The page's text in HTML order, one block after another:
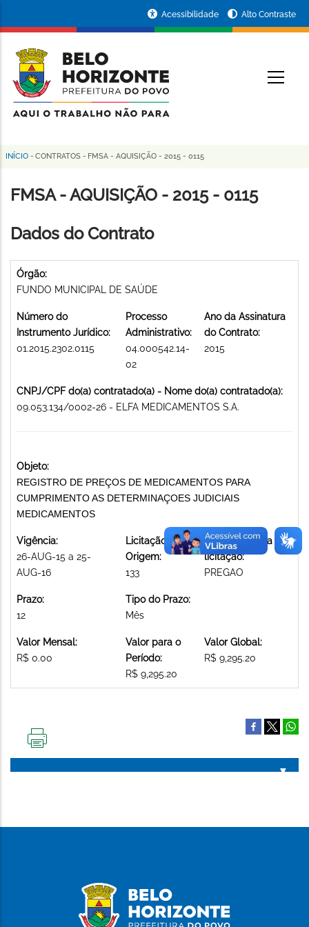
conteúdo
principal
da
Prefeitura
de
Horizonte
Acessibilidade Alto Contraste
Trilha
de
INÍCIO - CONTRATOS - FMSA - AQUISIÇÃO - 2015 - 0115
FMSA - AQUISIÇÃO - 2015 - 0115
Dados do Contrato
Órgão:
FUNDO MUNICIPAL DE SAÚDE
Número do
Instrumento Jurídico:
01.2015.2302.0115
Processo
Administrativo:
04.000542.14-
02
Ano da Assinatura
do Contrato:
2015
CNPJ/CPF do(a) contratado(a) - Nome do(a) contratado(a):
09.053.134/0002-26 - ELFA MEDICAMENTOS S.A.
Objeto:
REGISTRO DE PREÇOS DE MEDICAMENTOS PARA
CUMPRIMENTO AS DETERMINAÇOES JUDICIAIS
MEDICAMENTOS
Vigência:
26-AUG-15 a 25-
AUG-16
Licitação de
Origem:
133
Modalidade da
licitação:
PREGAO
Prazo:
12
Tipo do Prazo:
Mês
Valor Mensal:
R$ 0.00
Valor para o
Período:
R$ 9,295.20
Valor Global:
R$ 9,295.20
PÁGINA